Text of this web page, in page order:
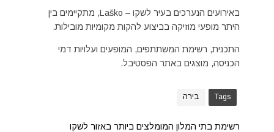
באירועים הנערכים בעיר לשקו – Laško, מתקיימים בין
היתר מופעי מוזיקה בביצוע להקות מקומיות מובילות.
התכנית, רשימת המשתתפים, המופעים ועלויות דמי
הכניסה, מוצגים באתר הפסטיבל.
Tags בירה
רשימת בתי המלון המומלצים ביותר באזור לשקו